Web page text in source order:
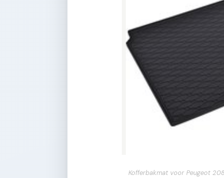
Kofferbakmat voor Peugeot